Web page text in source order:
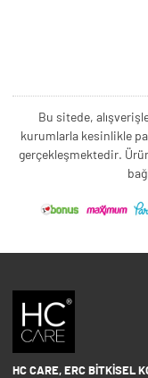
Bu sitede,
kurumlarla kesinlikle
gerçekleşmektedir.
HC CARE, ERC BITKISEL